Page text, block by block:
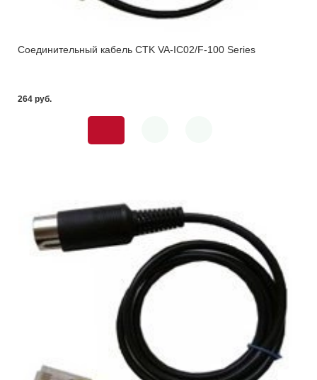
Соединительный кабель CTK VA-IC02/F-100 Series
264 pуб.